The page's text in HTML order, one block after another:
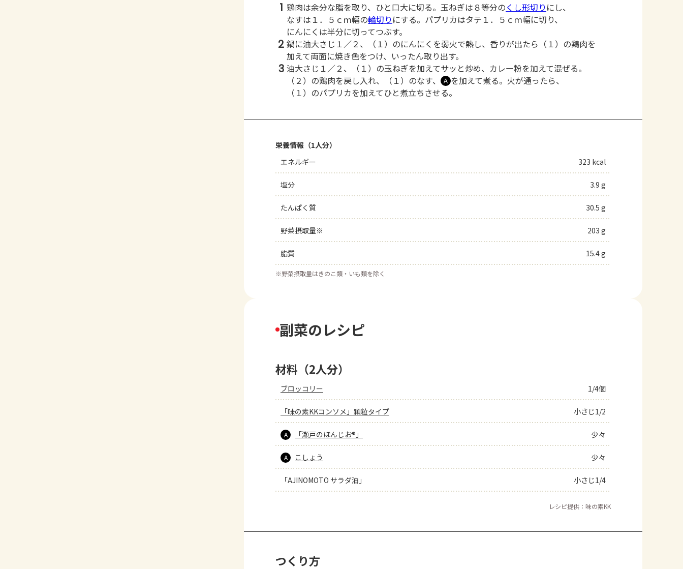
1 鶏肉は余分な脂を取り、ひと口大に切る。玉ねぎは８等分のくし形切り にし、
なすは１．５ｃｍ幅の輪切り にする。パプリカはタテ１．５ｃｍ幅に切り、
にんにくは半分に切ってつぶす。
2 鍋に油大さじ１／２、（１）のにんにくを弱火で熱し、香りが出たら（１）の鶏肉を
加えて両面に焼き色をつけ、いったん取り出す。
3 油大さじ１／２、（１）の玉ねぎを加えてサッと炒め、カレー粉を加えて混ぜる。
（２）の鶏肉を戻し入れ、（１）のなす、
Ａ を加えて煮る。火が通ったら、
（１）のパプリカを加えてひと煮立ちさせる。
栄養情報（1人分）
エネルギー
323 kcal
塩分 3.9 g
たんぱく質 30.5 g
野菜摂取量※ 203 g
脂質 15.4 g
※野菜摂取量はきのこ類・いも類を除く
副菜のレシピ
材料（2人分）
ブロッコリー 1/4個
「味の素KKコンソメ」顆粒タイプ 小さじ1/2
A 「瀬戸のほんじお®」 少々
A こしょう 少々
「AJINOMOTO サラダ油」 小さじ1/4
レシピ提供：味の素KK
つくり方